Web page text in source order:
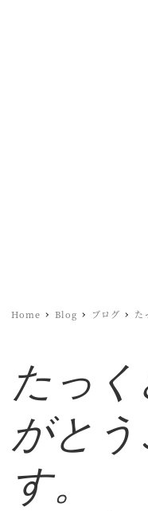
Home Blog ブログ た
たっ
がと
す。